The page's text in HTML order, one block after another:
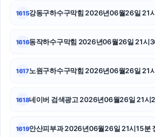
1615강동구하수구막힘 2026년06월26일 21
1616동작하수구막힘 2026년06월26일 21시
1617노원구하수구막힘 2026년06월26일 21
1618네이버 검색광고 2026년06월26일 21시
1619안산피부과 2026년06월26일 21시15분